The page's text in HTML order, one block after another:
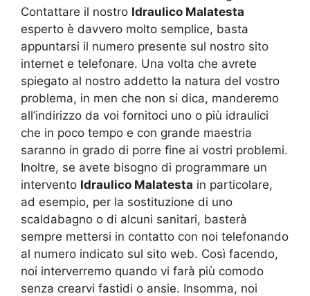
Contattare il nostro Idraulico Malatesta
esperto è davvero molto semplice, basta
appuntarsi il numero presente sul nostro sito
internet e telefonare. Una volta che avrete
spiegato al nostro addetto la natura del vostro
problema, in men che non si dica, manderemo
all’indirizzo da voi fornitoci uno o più idraulici
che in poco tempo e con grande maestria
saranno in grado di porre fine ai vostri problemi.
Inoltre, se avete bisogno di programmare un
intervento Idraulico Malatesta in particolare,
ad esempio, per la sostituzione di uno
scaldabagno o di alcuni sanitari, basterà
sempre mettersi in contatto con noi telefonando
al numero indicato sul sito web. Così facendo,
noi interverremo quando vi farà più comodo
senza crearvi fastidi o ansie. Insomma, noi